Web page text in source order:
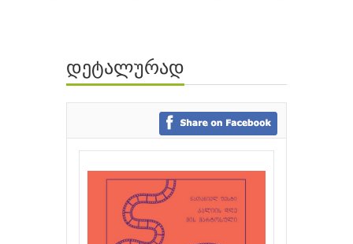
ავტორები
გამომცემლობები
დეტალურად